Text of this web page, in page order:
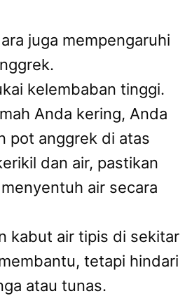
juga mempengaruhi
kelembaban tinggi.
Anda kering, Anda
pot anggrek di atas
dan air, pastikan
air secara
kabut air tipis di sekitar
tetapi hindari
atau tunas.